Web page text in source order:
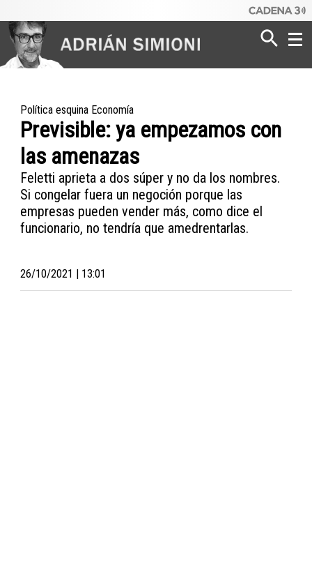
Poder
Dinero
Mundo
Política esquina Economía
Previsible: ya empezamos con
las amenazas
Feletti aprieta a dos súper y no da los nombres.
Si congelar fuera un negoción porque las
empresas pueden vender más, como dice el
funcionario, no tendría que amedrentarlas.
26/10/2021 | 13:01